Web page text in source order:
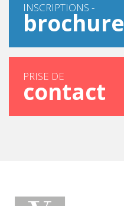
INSCRIPTIONS -
brochure
PRISE DE
contact